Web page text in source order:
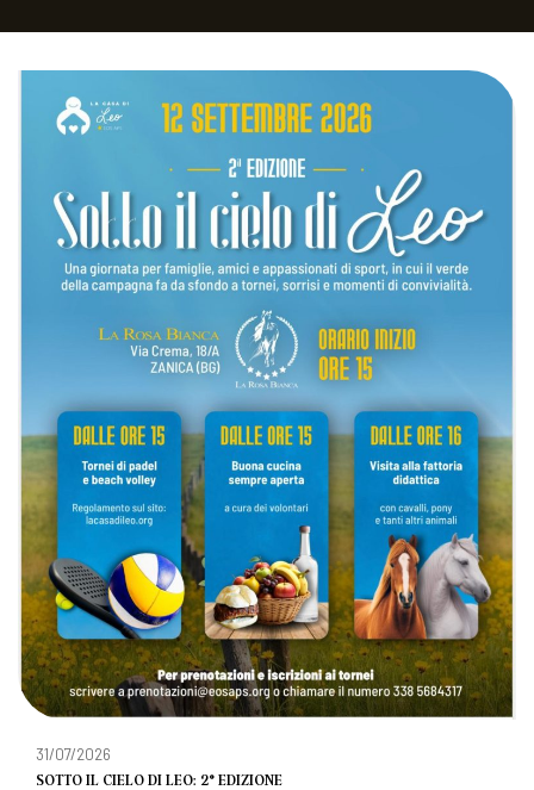
31/07/2026
SOTTO IL CIELO DI LEO: 2° EDIZIONE